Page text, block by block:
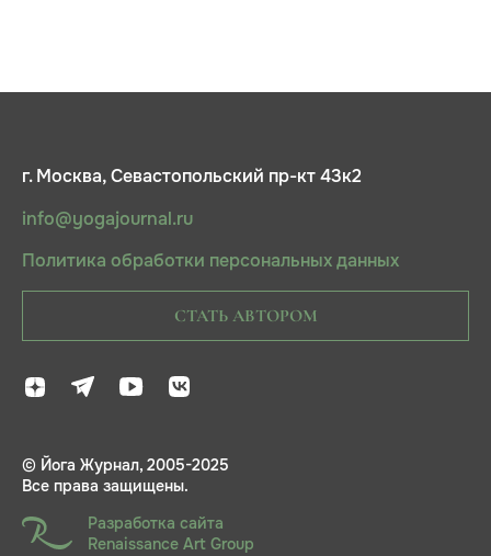
г. Москва, Севастопольский пр-кт 43к2
info@yogajournal.ru
Политика обработки персональных данных
СТАТЬ АВТОРОМ
© Йога Журнал, 2005-2025
Все права защищены.
Разработка сайта
Renaissance Art Group